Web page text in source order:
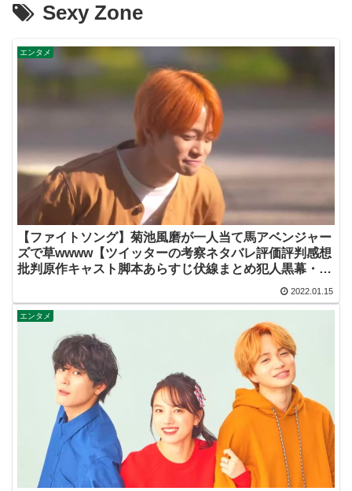
Sexy Zone
エンタメ
【ファイトソング】菊池風磨が一人当て馬アベンジャー
ズで草wwww【ツイッターの考察ネタバレ評価評判感想
批判原作キャスト脚本あらすじ伏線まとめ犯人黒幕・ド
2022.01.15
エンタメ